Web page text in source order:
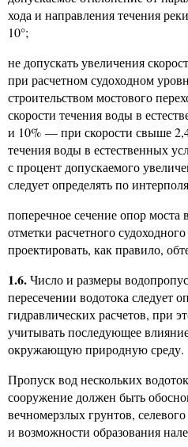
хода и направления течения
10°;
не допускать увеличения
при расчетном судоходном
строительством мостового
скорости течения воды в
и 10% — при скорости свыше
течения воды в естественных
с процент допускаемого
следует определять по
поперечное сечение опор моста
отметки расчетного
проектировать, как правило,
1.6.Число и размеры
пересечении водотока следует
гидравлических расчетов, при
учитывать последующее
окружающую природную среду.
Пропуск вод нескольких
сооружение должен быть
вечномерзлых грунтов,
и возможности образования